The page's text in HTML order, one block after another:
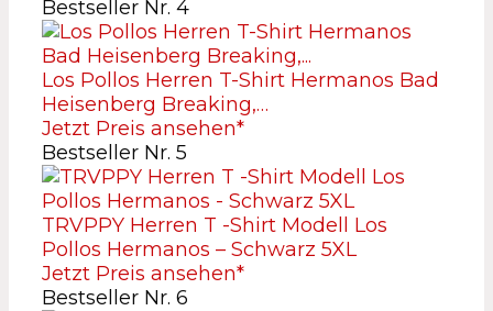
Bestseller Nr. 4
Los Pollos Herren T-Shirt Hermanos Bad
Heisenberg Breaking,…
Jetzt Preis ansehen*
Bestseller Nr. 5
TRVPPY Herren T -Shirt Modell Los
Pollos Hermanos – Schwarz 5XL
Jetzt Preis ansehen*
Bestseller Nr. 6